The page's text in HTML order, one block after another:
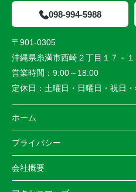
098-994-5988
〒901-0305
沖縄県糸満市西崎２丁目１７－１
営業時間： 9:00～18:00
定休日： 土曜日・日曜日・祝日
ホーム
プライバシー
会社概要